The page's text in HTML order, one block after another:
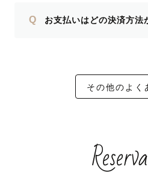
Q お支払いはどの決済方法
その他のよく